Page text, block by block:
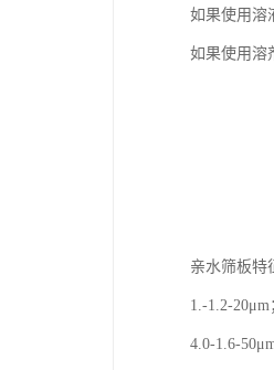
如果使用溶
如果使用溶
亲水筛板特
1.-1.2-20μm
4.0-1.6-